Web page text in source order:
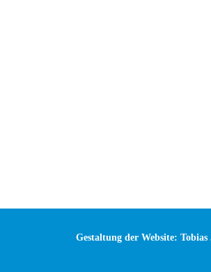
Gestaltung der Website: Tobias